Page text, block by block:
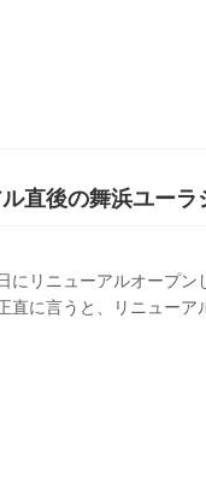
直後の舞浜ユーラ
にリニューアルオープ
直に言うと、リニュー